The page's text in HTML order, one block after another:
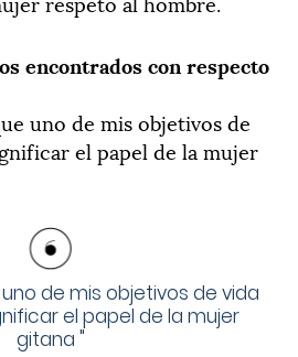
encontrados con respecto
uno de mis objetivos de
el papel de la mujer
de mis objetivos de vida
el papel de la mujer
gitana "